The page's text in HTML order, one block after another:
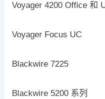
Voyager 4200 Office 和
Voyager Focus UC
Blackwire 7225
Blackwire 5200 系列